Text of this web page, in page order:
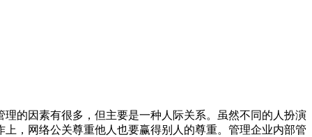
的因素有很多，但主要是一种人际关系。虽然不同的人扮演
，网络公关尊重他人也要赢得别人的尊重。管理企业内部管